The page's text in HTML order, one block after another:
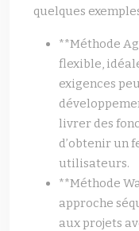
quelques
**Méthode
flexible,
exigences
livrer des
d’obtenir un
utilisateurs.
**Méthode
approche
aux projets